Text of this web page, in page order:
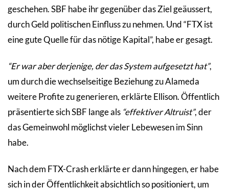
geschehen. SBF habe ihr gegenüber das Ziel geäussert,
durch Geld politischen Einfluss zu nehmen. Und “FTX ist
eine gute Quelle für das nötige Kapital”, habe er gesagt.
“Er war aber derjenige, der das System aufgesetzt hat”,
um durch die wechselseitige Beziehung zu Alameda
weitere Profite zu generieren, erklärte Ellison. Öffentlich
präsentierte sich SBF lange als “effektiver Altruist”, der
das Gemeinwohl möglichst vieler Lebewesen im Sinn
habe.
Nach dem FTX-Crash erklärte er dann hingegen, er habe
sich in der Öffentlichkeit absichtlich so positioniert, um